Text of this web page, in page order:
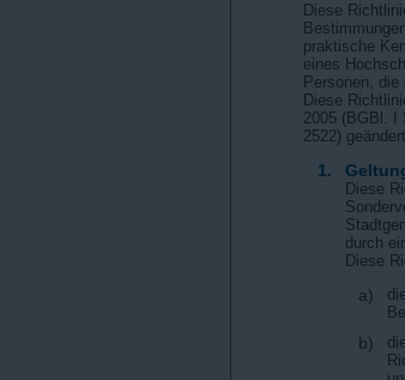
Diese
praktische
eines
Personen,
Diese
2005 (BGBl. I
2522)
1.
Diese
durch
Diese
a)
b)